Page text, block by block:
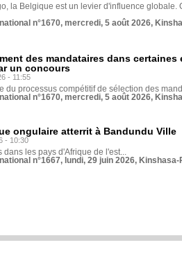
la Belgique est un levier d'influence globale.
n°1670, mercredi, 5 août 2026,
des mandataires dans
un concours
- 11:55
du processus compétitif de sélection des
n°1670, mercredi, 5 août 2026,
ongulaire atterrit à Bandundu Ville
- 10:30
dans les pays d'Afrique de l'est...
n°1667, lundi, 29 juin 2026,